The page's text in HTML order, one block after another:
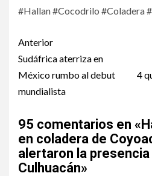
#Hallan #Cocodrilo #Coladera
Post
navigation
Anterior
Sudáfrica aterriza en
México rumbo al debut
mundialista
4
95 comentarios en «
en coladera de
alertaron la
Culhuacán»